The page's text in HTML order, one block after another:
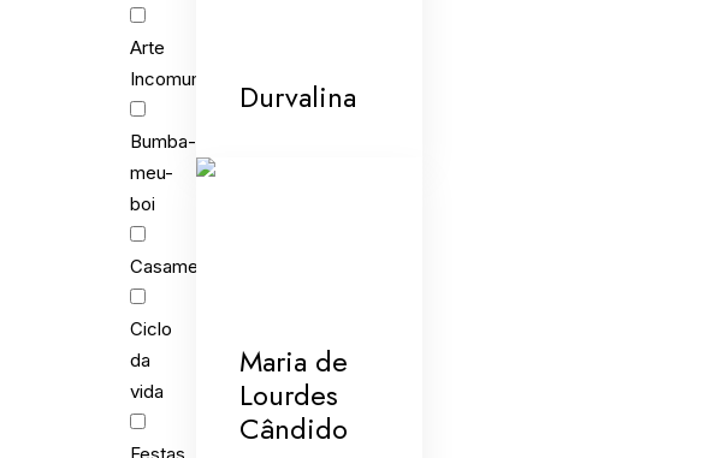
Arte
Incomum
Bumba-
meu-
boi
Casamento
Ciclo
da
vida
Durvalina
Maria de
Lourdes
Cândido